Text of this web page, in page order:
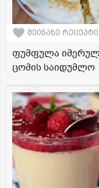
შეინახე რეცეპტი
ფუმფულა
ცომის საიდუმლო